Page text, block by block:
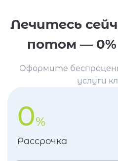
Лечитесь
потом — 0%
Оформите
услуги
0%
Рассрочка